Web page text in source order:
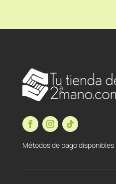
Métodos de pago disponibles: